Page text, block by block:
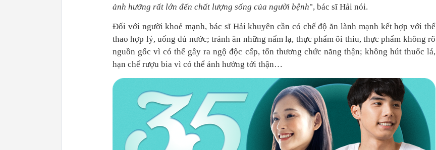
ảnh hưởng rất lớn đến chất lượng sống của người bệnh", bác sĩ Hải nói.
Đối với người khoẻ mạnh, bác sĩ Hải khuyên cần có chế độ ăn lành mạnh kết hợp với thể
thao hợp lý, uống đủ nước; tránh ăn những nấm lạ, thực phẩm ôi thiu, thực phẩm không rõ
nguồn gốc vì có thể gây ra ngộ độc cấp, tổn thương chức năng thận; không hút thuốc lá,
hạn chế rượu bia vì có thể ảnh hưởng tới thận…